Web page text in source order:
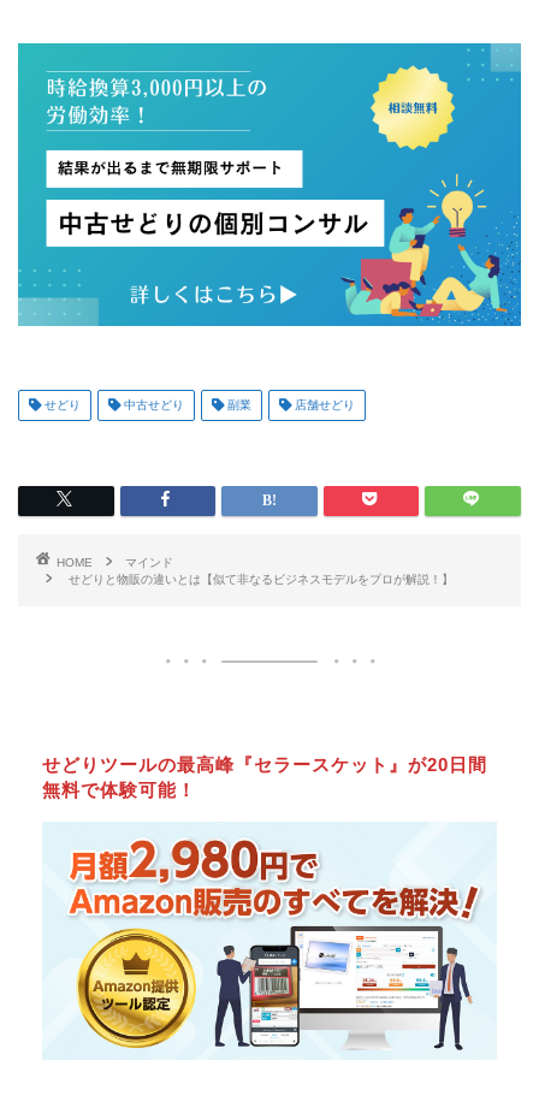
せどり 中古せどり 副業 店舗せどり
HOME
マインド
せどりと物販の違いとは【似て非なるビジネスモデルをプロが解説！】
せどりツールの最高峰『セラースケット』が20日間
無料で体験可能！